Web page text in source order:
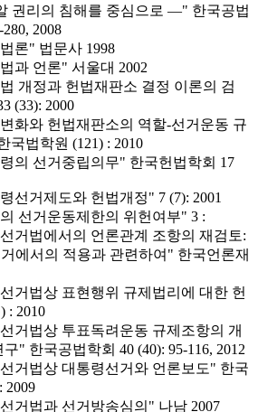
권리의 침해를 중심으로 ―" 한국공법
2008
론" 법문사 1998
과 언론" 서울대 2002
개정과 헌법재판소 결정 이론의 검
(33): 2000
화와 헌법재판소의 역할-선거운동 규
국법학원 (121) : 2010
의 선거중립의무" 한국헌법학회 17
선거제도와 헌법개정" 7 (7): 2001
선거운동제한의 위헌여부" 3 :
거법에서의 언론관계 조항의 재검토:
에서의 적용과 관련하여" 한국언론재
거법상 표현행위 규제법리에 대한 헌
: 2010
거법상 투표독려운동 규제조항의 개
" 한국공법학회 40 (40): 95-116, 2012
거법상 대통령선거와 언론보도" 한국
2009
거법과 선거방송심의" 나남 2007